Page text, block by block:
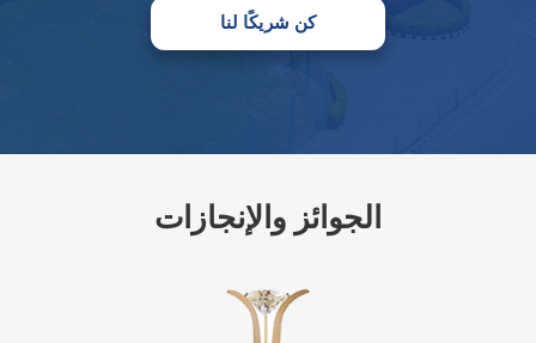
كن شريكًا لنا
الجوائز والإنجازات